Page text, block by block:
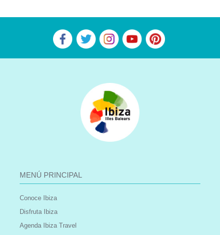
MENÚ PRINCIPAL
Conoce Ibiza
Disfruta Ibiza
Agenda Ibiza Travel